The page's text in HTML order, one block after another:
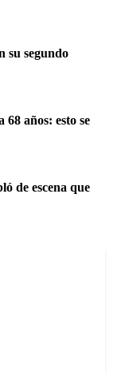
su segundo
años: esto se
de escena que